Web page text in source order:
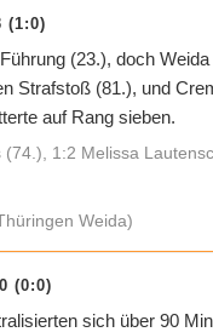
(1:0)
(23.), doch
Strafstoß (81.), und
auf Rang sieben.
1:2 Melissa
Weida)
(0:0)
sich über 90